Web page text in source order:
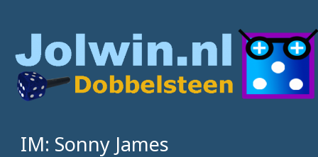
IM: Sonny James